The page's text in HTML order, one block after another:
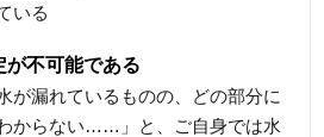
いる
が不可能である
が漏れているものの、どの部分に
からない……」と、ご自身では水